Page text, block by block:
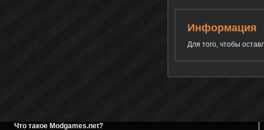
Информация
Для того, чтобы
Что такое Modgames.net?